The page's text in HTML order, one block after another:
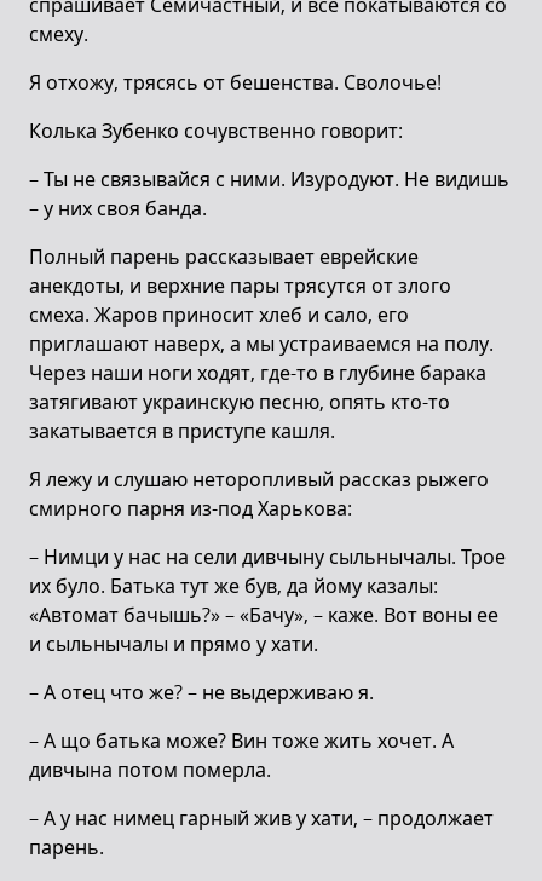
смеху.
Я отхожу, трясясь от бешенства. Сволочье!
Колька Зубенко сочувственно говорит:
– Ты не связывайся с ними. Изуродуют. Не видишь
– у них своя банда.
Полный парень рассказывает еврейские
анекдоты, и верхние пары трясутся от злого
смеха. Жаров приносит хлеб и сало, его
приглашают наверх, а мы устраиваемся на полу.
Через наши ноги ходят, где-то в глубине барака
затягивают украинскую песню, опять кто-то
закатывается в приступе кашля.
Я лежу и слушаю неторопливый рассказ рыжего
смирного парня из-под Харькова:
– Нимци у нас на сели дивчыну сыльнычалы. Трое
их було. Батька тут же був, да йому казалы:
«Автомат бачышь?» – «Бачу», – каже. Вот воны ее
и сыльнычалы и прямо у хати.
– А отец что же? – не выдерживаю я.
– А що батька може? Вин тоже жить хочет. А
дивчына потом померла.
– А у нас нимец гарный жив у хати, – продолжает
парень.